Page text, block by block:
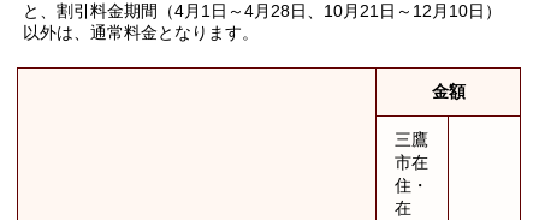
と、割引料金期間（4月1日～4月28日、10月21日～12月10日）
以外は、通常料金となります。
金額
三鷹
市在
住・
在